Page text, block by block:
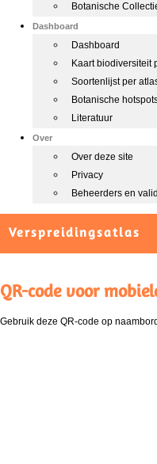
Botanische
Dashboard
Dashboard
Kaart biodiversiteit
Soortenlijst per
Botanische
Literatuur
Over
Over deze site
Privacy
Beheerders en
Verspreidingsatlas
QR-code voor
Gebruik deze QR-code op